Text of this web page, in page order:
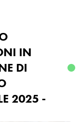
IN
DI
2025 -